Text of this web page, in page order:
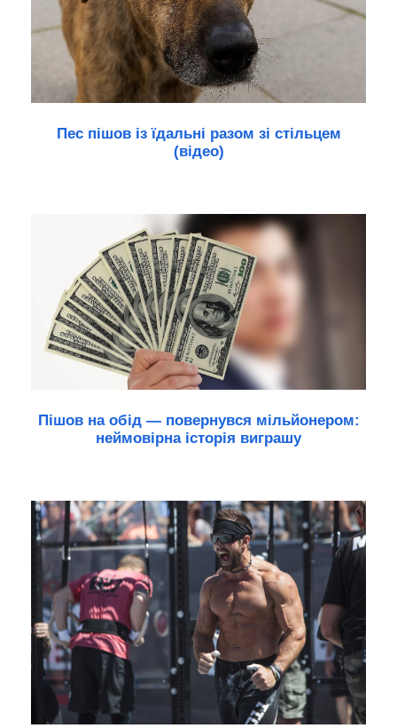
Пес пішов із їдальні разом зі стільцем
(відео)
Пішов на обід — повернувся мільйонером:
неймовірна історія виграшу